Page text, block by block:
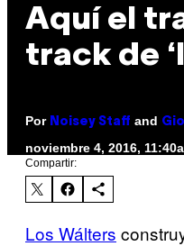
Aquí el
track de
Por Noisey Staff and
noviembre 4, 2016,
Compartir:
Los Wálters